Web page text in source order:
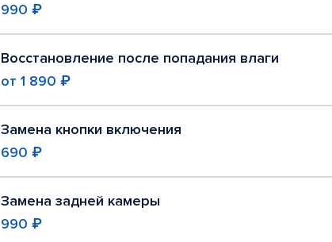
990 ₽
Восстановление после попадания влаги
от 1 890 ₽
Замена кнопки включения
690 ₽
Замена задней камеры
990 ₽